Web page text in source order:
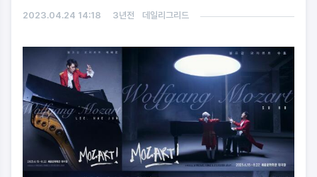
2023.04.24 14:18 3년전 데일리그리드